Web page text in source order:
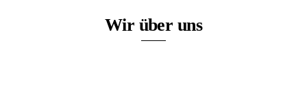
Wir über uns